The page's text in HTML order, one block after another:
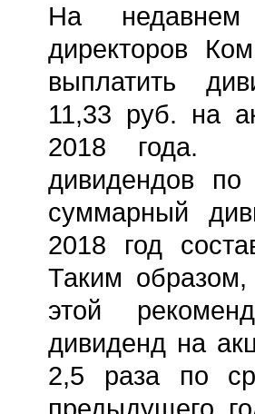
На недавнем
директоров
выплатить
11,33 руб. на
2018 года.
дивидендов по
суммарный
2018 год
Таким
этой
дивиденд на
2,5 раза по